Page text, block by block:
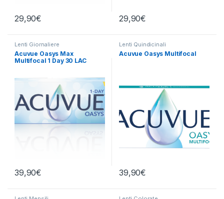
29,90€ 29,90€
Lenti Giornaliere
Acuvue Oasys Max
Multifocal 1 Day 30 LAC
39,90€
Lenti Quindicinali
Acuvue Oasys Multifocal
39,90€